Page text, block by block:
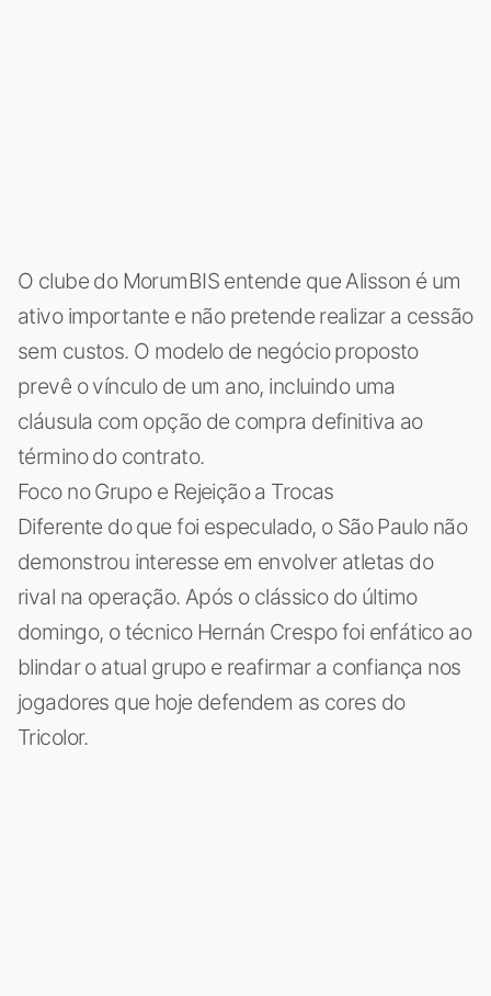
O clube do MorumBIS entende que Alisson é um
ativo importante e não pretende realizar a cessão
sem custos. O modelo de negócio proposto
prevê o vínculo de um ano, incluindo uma
cláusula com opção de compra definitiva ao
término do contrato.
Foco no Grupo e Rejeição a Trocas
Diferente do que foi especulado, o São Paulo não
demonstrou interesse em envolver atletas do
rival na operação. Após o clássico do último
domingo, o técnico Hernán Crespo foi enfático ao
blindar o atual grupo e reafirmar a confiança nos
jogadores que hoje defendem as cores do
Tricolor.